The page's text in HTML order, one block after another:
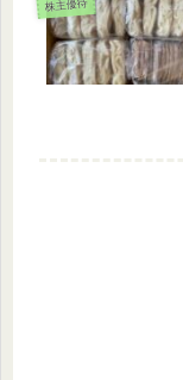
株主優待